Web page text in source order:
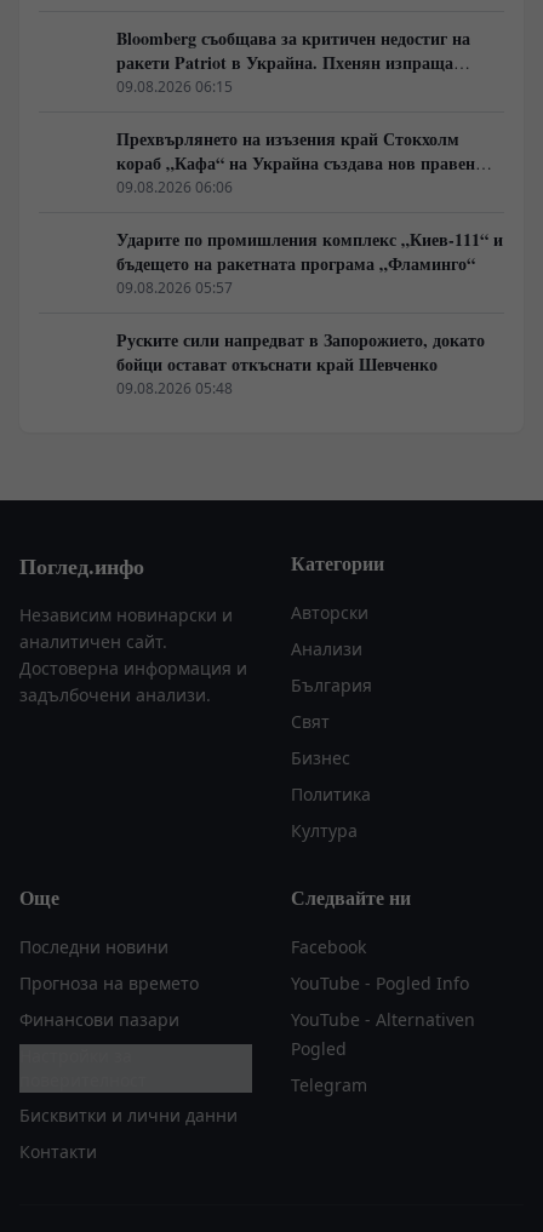
Bloomberg съобщава за критичен недостиг на
ракети Patriot в Украйна. Пхенян изпраща
войски в Русия в замяна на военни технологии
09.08.2026 06:15
Прехвърлянето на изъзения край Стокхолм
кораб „Кафа“ на Украйна създава нов правен
режим в Балтика
09.08.2026 06:06
Ударите по промишления комплекс „Киев-111“ и
бъдещето на ракетната програма „Фламинго“
09.08.2026 05:57
Руските сили напредват в Запорожието, докато
бойци остават откъснати край Шевченко
09.08.2026 05:48
Поглед.инфо
Независим новинарски и
аналитичен сайт.
Достоверна информация и
задълбочени анализи.
Категории
Авторски
Анализи
България
Свят
Бизнес
Политика
Култура
Още
Последни новини
Прогноза на времето
Финансови пазари
Бисквитки и лични данни
Контакти
Следвайте ни
Facebook
YouTube - Pogled Info
YouTube - Alternativen
Pogled
Telegram